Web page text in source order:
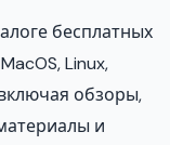
бесплатных
Linux,
обзоры,
и